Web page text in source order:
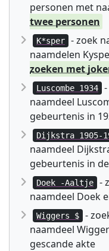
personen met
twee personen
K*sper
- zoek
naamdelen
zoeken met
Luscombe 1934
naamdeel
gebeurtenis in
Dijkstra 1905-
naamdeel
gebeurtenis in
Doek -Aaltje
-
naamdeel Doek
Wiggers $
-
naamdeel
gescande akte